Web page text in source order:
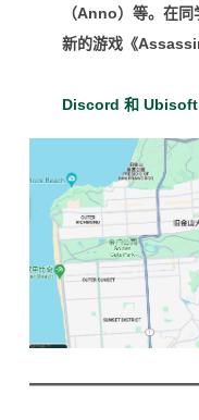
（Anno）等。 在同
新的游戏《
Discord 和 Ubisoft